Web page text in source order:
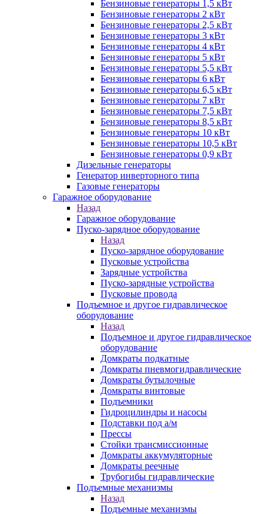
Бензиновые генераторы 1,5 кВт
Бензиновые генераторы 2 кВт
Бензиновые генераторы 2,5 кВт
Бензиновые генераторы 3 кВт
Бензиновые генераторы 4 кВт
Бензиновые генераторы 5 кВт
Бензиновые генераторы 5,5 кВт
Бензиновые генераторы 6 кВт
Бензиновые генераторы 6,5 кВт
Бензиновые генераторы 7 кВт
Бензиновые генераторы 7,5 кВт
Бензиновые генераторы 8,5 кВт
Бензиновые генераторы 10 кВт
Бензиновые генераторы 10,5 кВт
Бензиновые генераторы 0,9 кВт
Дизельные генераторы
Генератор инверторного типа
Газовые генераторы
Гаражное оборудование
Назад
Гаражное оборудование
Пуско-зарядное оборудование
Назад
Пуско-зарядное оборудование
Пусковые устройства
Зарядные устройства
Пуско-зарядные устройства
Пусковые провода
Подъемное и другое гидравлическое
оборудование
Назад
Подъемное и другое гидравлическое
оборудование
Домкраты подкатные
Домкраты пневмогидравлические
Домкраты бутылочные
Домкраты винтовые
Подъемники
Гидроцилиндры и насосы
Подставки под а/м
Прессы
Стойки трансмиссионные
Домкраты аккумуляторные
Домкраты реечные
Трубогибы гидравлические
Подъемные механизмы
Назад
Подъемные механизмы